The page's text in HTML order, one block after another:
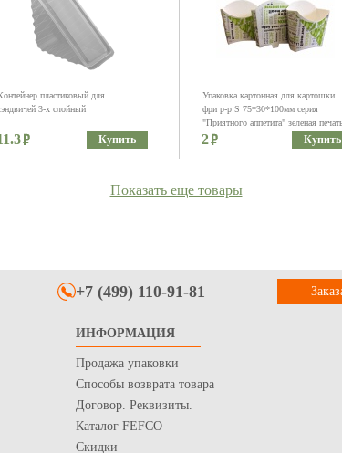
пластиковый для
3-х слойный
Купить
Упаковка картонная для картошки
фри р-р S 75*30*100мм серия
"Приятного аппетита" зеленая
2 Купить
125*125*50мм из крафт картона,
Купить
Показать еще товары
+7 (499) 110-91-81
ИНФОРМАЦИЯ
Продажа упаковки
Способы возврата товара
Договор. Реквизиты.
Каталог FEFCO
Скидки